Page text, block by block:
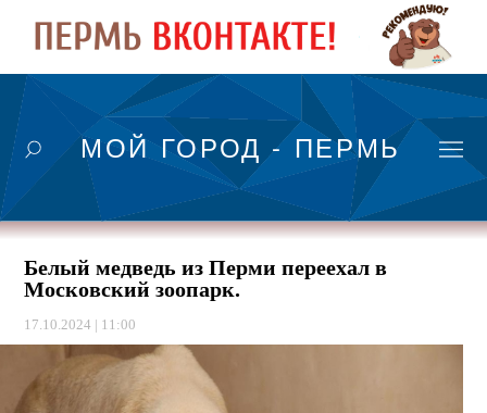
МОЙ ГОРОД - ПЕРМЬ
Белый медведь из Перми переехал в
Московский зоопарк.
17.10.2024 | 11:00